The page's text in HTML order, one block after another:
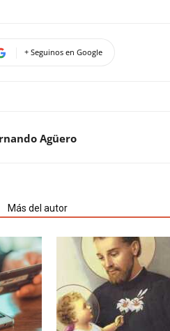
+ Seguinos en Google
Agüero
Más del autor